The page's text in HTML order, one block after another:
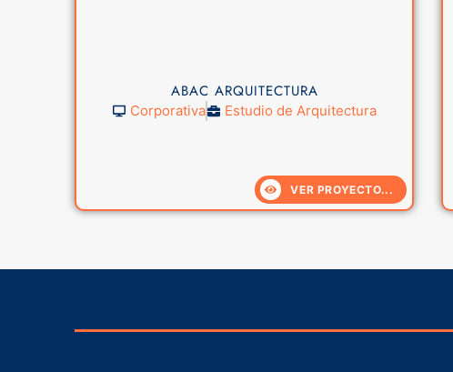
ABAC ARQUITECTURA
Corporativa Estudio de Arquitectura
VER PROYECTO...